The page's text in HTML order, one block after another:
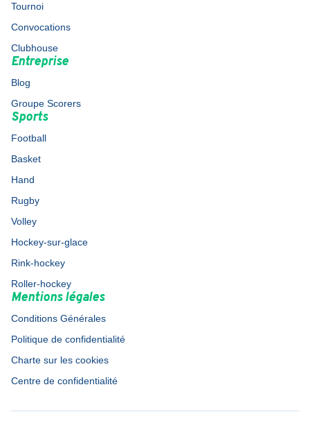
Tournoi
Convocations
Clubhouse
Entreprise
Blog
Groupe Scorers
Sports
Football
Basket
Hand
Rugby
Volley
Hockey-sur-glace
Rink-hockey
Roller-hockey
Mentions légales
Conditions Générales
Politique de confidentialité
Charte sur les cookies
Centre de confidentialité